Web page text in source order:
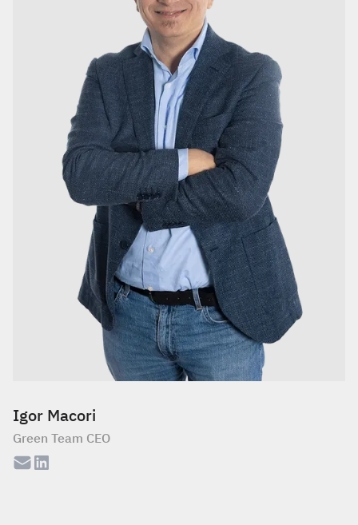
Igor Macori
Green Team CEO